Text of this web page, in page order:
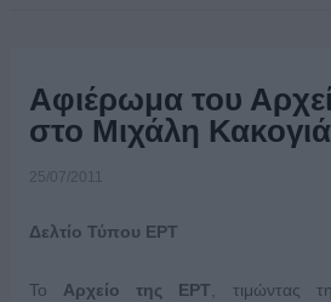
Αφιέρωμα του
στο Μιχάλη
25/07/2011
Δελτίο Τύπου ΕΡΤ
Το Αρχείο της ΕΡΤ , τιμώντας